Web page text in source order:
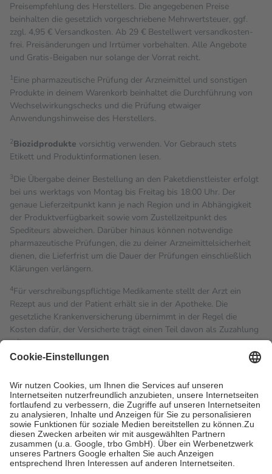
Preisempfehlung des Herstellers. Die angegebenen Preise
beinhalten die gesetzlich vorgeschriebene Mehrwertsteuer, ggf.
zzgl. 4,95 € Versandkosten. Ab 29 € Bestell­wert versand­kosten­
frei. Preisänderungen und Irrtümer vorbehalten. Alle Angebote
und Gratis-Beigaben nur solange der Vorrat reicht.
1Eine pharmazeutische Prüfung der Arzneimittel und sonstigen
Produkte in deinem Warenkorb beinhaltet die Durchführung von
Wechselwirkungschecks und die Prüfung etwaiger
Anwendungshinweise des Herstellers.
2Biozidprodukte vorsichtig verwenden. Vor Gebrauch stets
Etikett und Produktinformationen lesen.
3Die Übergabe deiner Bestellung an den Paketdienstleister erfolgt
bei uns werktags von Montag bis Freitag bis 18:00 Uhr. Der
genaue Lieferzeitpunkt kann je nach Region und in Abhängigkeit
der Produktverfügbarkeit sowie vom Zustellzeitpunkt des
Spediteurs abweichen. Darüber hinaus können notwendige
pharmazeutische Prüfungen, die zu deiner Arzneimittelsicherheit
dienen, die Lieferfrist um die Dauer der Prüfungen einschließlich
Klärungen verlängern.
4Für verschreibungspflichtige Medikamente stellt der Arzt ein
Rezept aus und der Patient erhält sie in der Apotheke. Die
gesetzliche Krankenversicherung übernimmt in der Regel die
Kosten dafür, der Versicherte trägt einen Teil davon als Zuzahlung
mit.
Grundsätzlich leisten Mitglieder Zuzahlungen in Höhe von zehn
höchstens zehn Euro.
Es sind jedoch nie mehr als die
tatsächlichen Kosten der Leistung zu entrichten.
Diese Regeln gelten grundsätzlich auch für Online-Apotheken.
Bei Heilmitteln und häuslicher Krankenpflege beträgt die
Zuzahlung zehn Prozent der Kosten sowie zehn Euro je
Verordnung.
Um das Engagement der Versicherten für ihre eigene Gesundheit
zu stärken und die besondere Stellung der Familie zu unterstützen,